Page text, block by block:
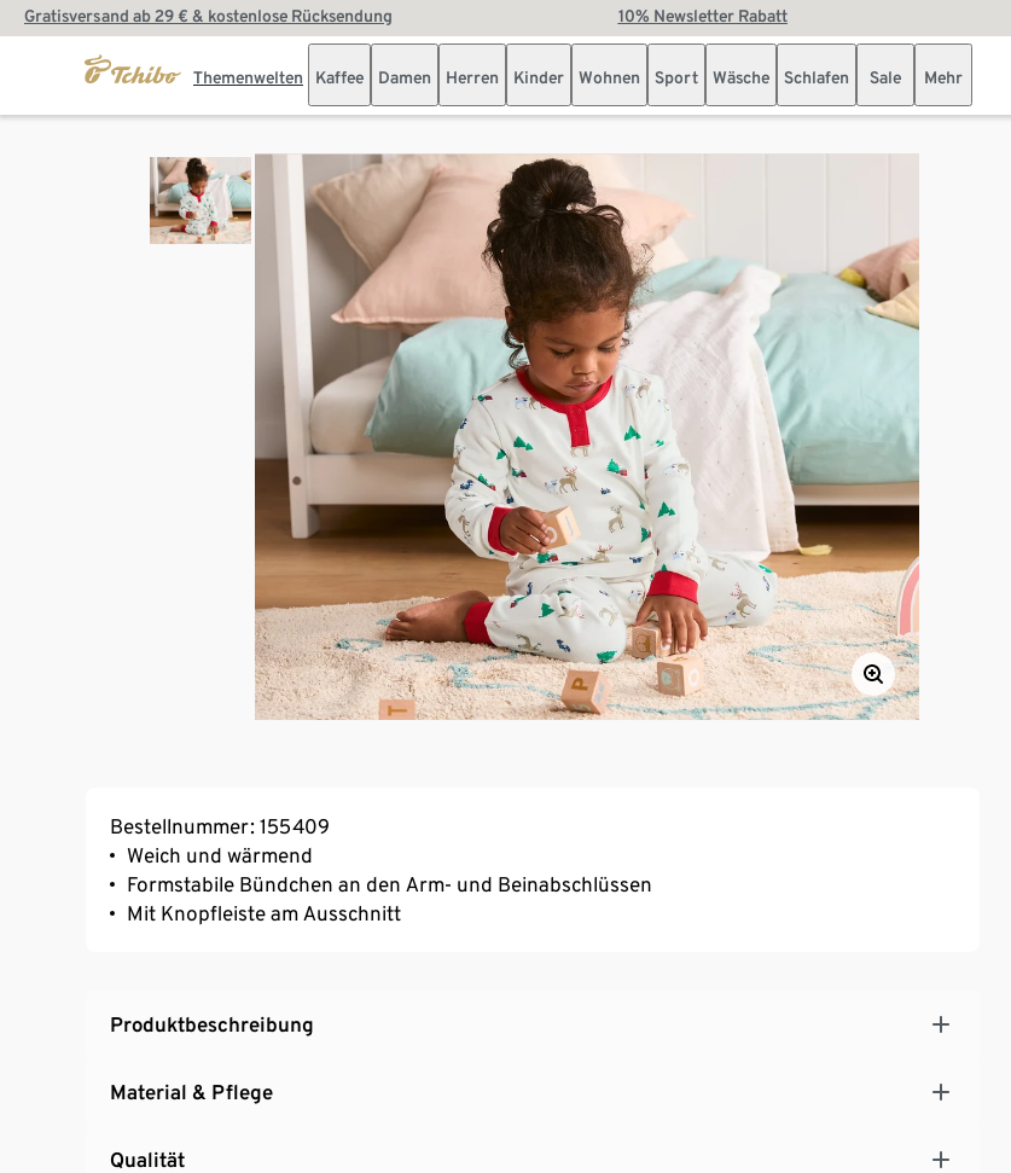
Gratisversand ab 29 € & kostenlose Rücksendung 10% Newsletter Rabatt
Themenwelten Kaffee Damen Herren Kinder Wohnen Sport Wäsche Schlafen Sale Mehr
Bestellnummer: 155409
Weich und wärmend
Formstabile Bündchen an den Arm- und Beinabschlüssen
Mit Knopfleiste am Ausschnitt
Produktbeschreibung
Material & Pflege
Qualität